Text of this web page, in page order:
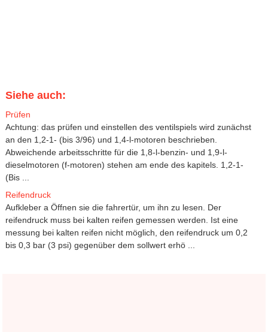
Siehe auch:
Prüfen
Achtung: das prüfen und einstellen des ventilspiels wird zunächst
an den 1,2-1- (bis 3/96) und 1,4-l-motoren beschrieben.
Abweichende arbeitsschritte für die 1,8-l-benzin- und 1,9-l-
dieselmotoren (f-motoren) stehen am ende des kapitels. 1,2-1-
(Bis ...
Reifendruck
Aufkleber a Öffnen sie die fahrertür, um ihn zu lesen. Der
reifendruck muss bei kalten reifen gemessen werden. Ist eine
messung bei kalten reifen nicht möglich, den reifendruck um 0,2
bis 0,3 bar (3 psi) gegenüber dem sollwert erhö ...